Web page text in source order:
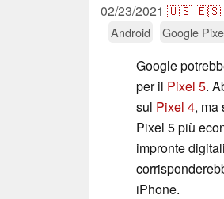
02/23/2021 🇺🇸🇪🇸
Android Google
Google
per il Pixel 5.
sul Pixel 4, ma
Pixel 5 più
impronte
iPhone.